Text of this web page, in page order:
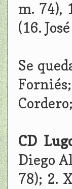
m. 74),
(16.
Se
CD
Diego
78); 2.